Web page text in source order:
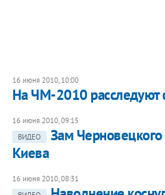
16 июня 2010, 10:00
На ЧМ-2010 расследуют
16 июня 2010, 09:15
ВИДЕО
Зам
Киева
16 июня 2010, 08:31